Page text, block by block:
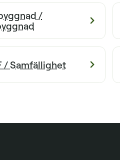
/
/ Sam­fällighet